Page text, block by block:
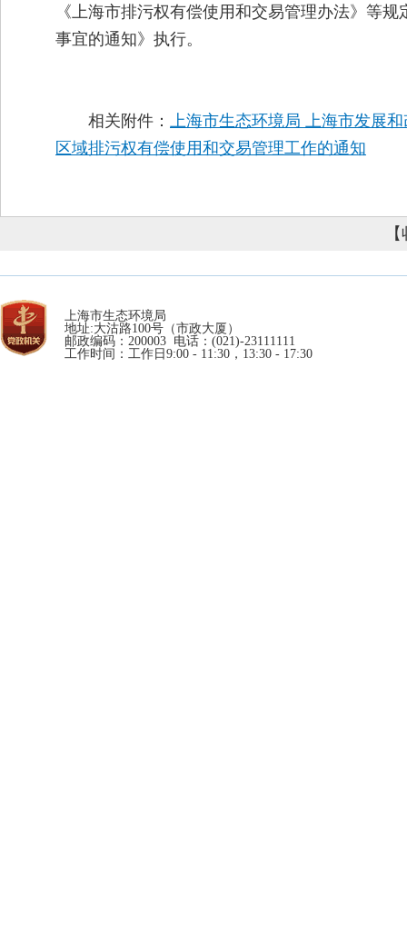
《上海市排污权有偿使用和交易管理办法》等
事宜的通知》执行。
相关附件： 上海市生态环境局 上海市发展
区域排污权有偿使用和交易管理工作的通知
上海市生态环境局
地址:大沽路100号（市政大厦）
邮政编码：200003 电话：(021)-23111111
工作时间：工作日9:00 - 11:30，13:30 - 17:30